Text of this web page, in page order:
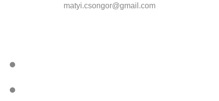
matyi.csongor@gmail.com